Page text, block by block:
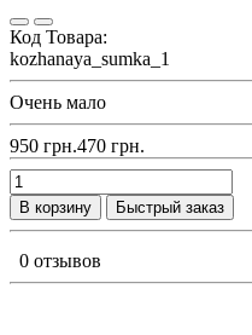
Код Товара:
kozhanaya_sumka_1
Очень мало
950 грн.470 грн.
В корзину Быстрый заказ
0 отзывов